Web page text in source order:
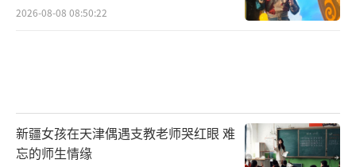
2026-08-08 08:50:22
新疆女孩在天津偶遇支教老师哭红眼 难
忘的师生情缘